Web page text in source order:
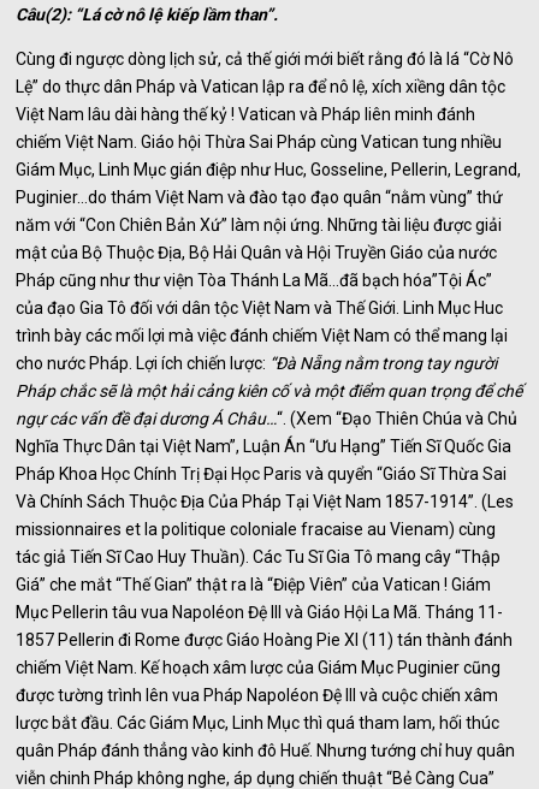
Câu(2): “Lá cờ nô lệ kiếp lầm than”.
Cùng đi ngược dòng lịch sử, cả thế giới mới biết rằng đó là lá “Cờ Nô
Lệ” do thực dân Pháp và Vatican lập ra để nô lệ, xích xiềng dân tộc
Việt Nam lâu dài hàng thế kỷ ! Vatican và Pháp liên minh đánh
chiếm Việt Nam. Giáo hội Thừa Sai Pháp cùng Vatican tung nhiều
Giám Mục, Linh Mục gián điệp như Huc, Gosseline, Pellerin, Legrand,
Puginier…do thám Việt Nam và đào tạo đạo quân “nằm vùng” thứ
năm với “Con Chiên Bản Xứ” làm nội ứng. Những tài liệu được giải
mật của Bộ Thuộc Địa, Bộ Hải Quân và Hội Truyền Giáo của nước
Pháp cũng như thư viện Tòa Thánh La Mã…đã bạch hóa”Tội Ác”
của đạo Gia Tô đối với dân tộc Việt Nam và Thế Giới. Linh Mục Huc
trình bày các mối lợi mà việc đánh chiếm Việt Nam có thể mang lại
cho nước Pháp. Lợi ích chiến lược: “Đà Nẵng nằm trong tay người
Pháp chắc sẽ là một hải cảng kiên cố và một điểm quan trọng để chế
ngự các vấn đề đại dương Á Châu…“. (Xem “Đạo Thiên Chúa và Chủ
Nghĩa Thực Dân tại Việt Nam”, Luận Án “Ưu Hạng” Tiến Sĩ Quốc Gia
Pháp Khoa Học Chính Trị Đại Học Paris và quyển “Giáo Sĩ Thừa Sai
Và Chính Sách Thuộc Địa Của Pháp Tại Việt Nam 1857-1914”. (Les
missionnaires et la politique coloniale fracaise au Vienam) cùng
tác giả Tiến Sĩ Cao Huy Thuần). Các Tu Sĩ Gia Tô mang cây “Thập
Giá” che mắt “Thế Gian” thật ra là “Điệp Viên” của Vatican ! Giám
Mục Pellerin tâu vua Napoléon Đệ III và Giáo Hội La Mã. Tháng 11-
1857 Pellerin đi Rome được Giáo Hoàng Pie XI (11) tán thành đánh
chiếm Việt Nam. Kế hoạch xâm lược của Giám Mục Puginier cũng
được tường trình lên vua Pháp Napoléon Đệ III và cuộc chiến xâm
lược bắt đầu. Các Giám Mục, Linh Mục thì quá tham lam, hối thúc
quân Pháp đánh thẳng vào kinh đô Huế. Nhưng tướng chỉ huy quân
viễn chinh Pháp không nghe, áp dụng chiến thuật “Bẻ Càng Cua”